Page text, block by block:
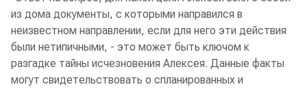
из дома документы, с которыми направился в
неизвестном направлении, если для него эти действия
были нетипичными, - это может быть ключом к
разгадке тайны исчезновения Алексея. Данные факты
могут свидетельствовать о спланированных и